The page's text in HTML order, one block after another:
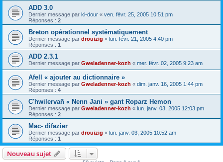
ADD 3.0
Dernier message par ki-dour « ven. févr. 25, 2005 10:51 pm
Réponses : 2
Breton opérationnel systématiquement
Dernier message par drouizig « lun. févr. 21, 2005 4:40 pm
Réponses : 1
ADD 2.3.1
Dernier message par Gweladenner-kozh « mer. févr. 02, 2005 9:23 am
Afell « ajouter au dictionnaire »
Dernier message par Gweladenner-kozh « dim. janv. 16, 2005 1:44 pm
Réponses : 4
C'hwilervañ « Nenn Jani » gant Roparz Hemon
Dernier message par Gweladenner-kozh « lun. janv. 03, 2005 12:03 pm
Réponses : 2
Mac- difazier
Dernier message par drouizig « lun. janv. 03, 2005 10:52 am
Réponses : 1
Nouveau sujet